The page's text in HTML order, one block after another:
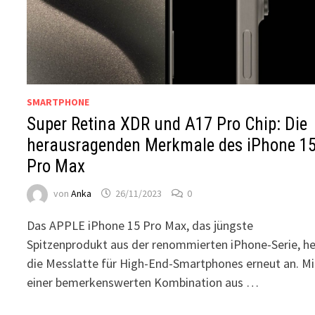
SMARTPHONE
Super Retina XDR und A17 Pro Chip: Die
herausragenden Merkmale des iPhone
Pro Max
vonAnka 26/11/2023 0
Das APPLE iPhone 15 Pro Max, das jüngste
Spitzenprodukt aus der renommierten iPhone-Serie,
die Messlatte für High-End-Smartphones erneut an.
einer bemerkenswerten Kombination aus …